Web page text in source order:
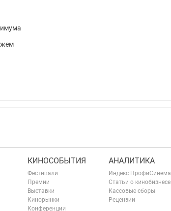
КИНОСОБЫТИЯ
Фестивали
Премии
Выставки
Кинорынки
Конференции
АНАЛИТИКА
Индекс ПрофиСинема
Статьи о кинобизнесе
Кассовые сборы
Рецензии